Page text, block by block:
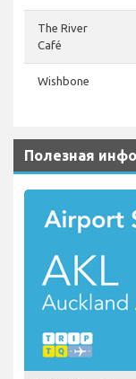
The River
Café
Wishbone
Полезная